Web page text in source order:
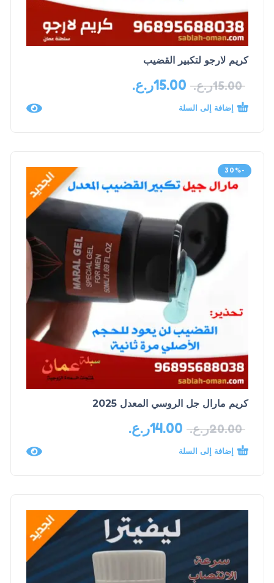
كريم لارجو لتكبير القضيب
15.00ر.ع. 15.00ر.ع.
إضافة إلى السلة
-30%
كريم مارال جل الروسي المعدل 2025
20.00ر.ع. 14.00ر.ع.
إضافة إلى السلة